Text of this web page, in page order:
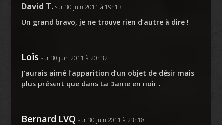
David T. sur 30 juin 2011 à 19h13
Un grand bravo, je ne trouve rien d’autre à dire !
Loïs sur 30 juin 2011 à 20h32
J’aurais aimé l’apparition d’un objet de désir mais
plus présent que dans La Dame en noir .
Bernard LVQ sur 30 juin 2011 à 23h18